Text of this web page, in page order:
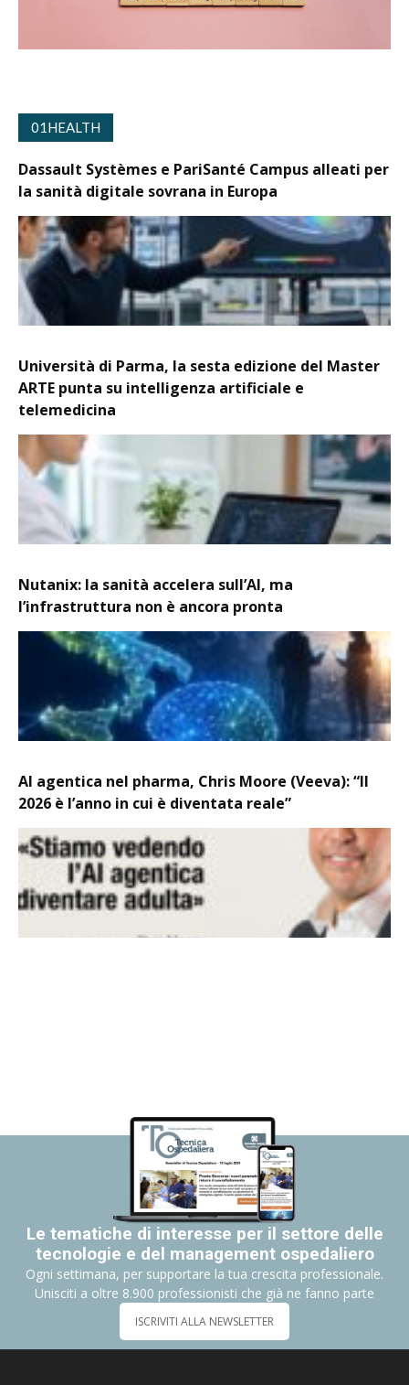
01HEALTH
Dassault Systèmes e PariSanté Campus alleati per
la sanità digitale sovrana in Europa
Università di Parma, la sesta edizione del Master
ARTE punta su intelligenza artificiale e
telemedicina
Nutanix: la sanità accelera sull’AI, ma
l’infrastruttura non è ancora pronta
AI agentica nel pharma, Chris Moore (Veeva): “Il
2026 è l’anno in cui è diventata reale”
Le tematiche di interesse per il settore delle
tecnologie e del management ospedaliero
Ogni settimana, per supportare la tua crescita professionale.
Unisciti a oltre 8.900 professionisti che già ne fanno parte
ISCRIVITI ALLA NEWSLETTER